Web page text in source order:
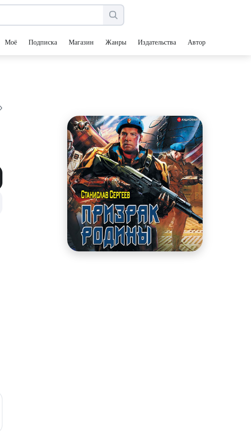
Моё Подписка Магазин Жанры Издательства Авторы